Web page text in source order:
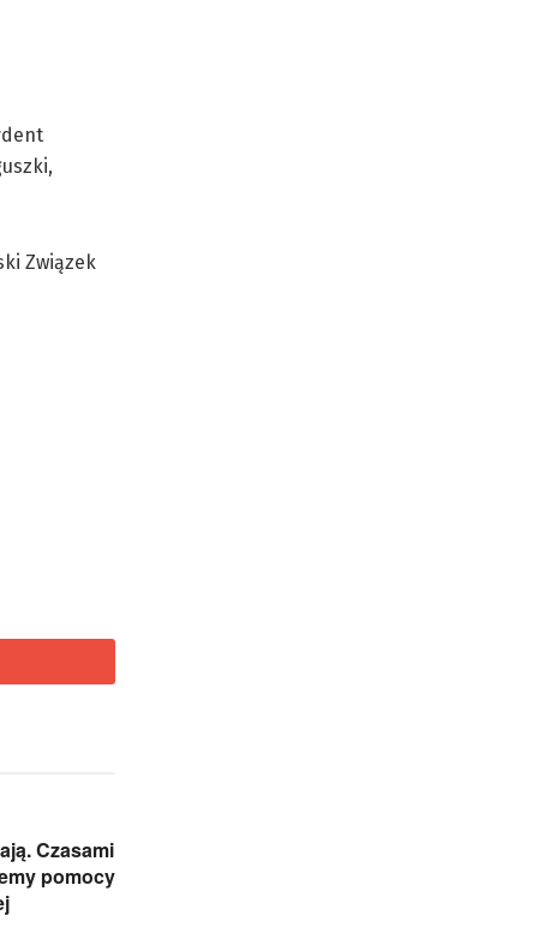
Związek
Czasami
pomocy